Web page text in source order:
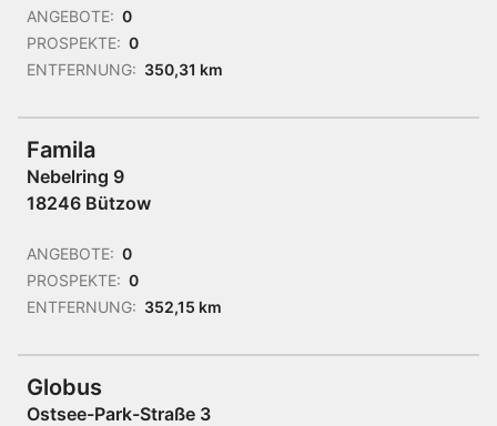
ANGEBOTE: 0
PROSPEKTE: 0
ENTFERNUNG: 350,31 km
Famila
Nebelring 9
18246 Bützow
ANGEBOTE: 0
PROSPEKTE: 0
ENTFERNUNG: 352,15 km
Globus
Ostsee-Park-Straße 3